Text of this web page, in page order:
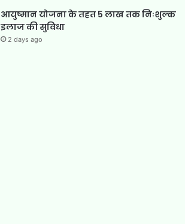
आयुष्मान योजना के तहत 5 लाख तक निःशुल्क
इलाज की सुविधा
2 days ago